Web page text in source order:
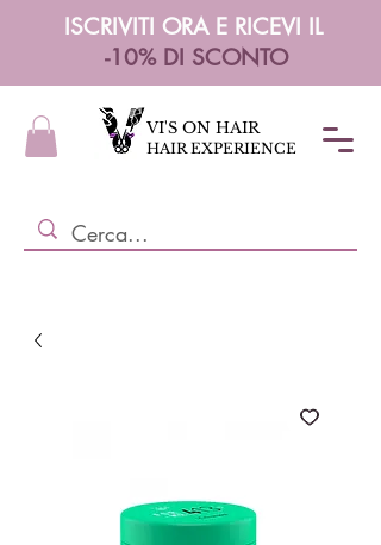
ISCRIVITI ORA E RICEVI IL
-10% DI SCONTO
HAIR EXPERIENCE
VI'S ON HAIR